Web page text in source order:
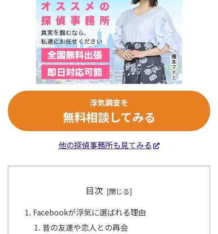
浮気調査を
無料相談してみる
他の探偵事務所も見てみる
目次
Facebookが浮気に選ばれる理由
昔の友達や恋人との再会